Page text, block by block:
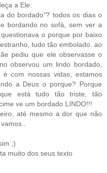
a Ele.
do bordado"? todos os dias o
bordando no sofá, sem ver a
o porque por baixo
tudo tão embolado. ao
pediu que ele observasse o
observou um lindo bordado,
é com nossas vidas, estamos
a Deus o porque? Porque
está tudo tão triste, tão
ve um bordado LINDO!!!
até mesmo a dor que não
;)
muito dos seus texto